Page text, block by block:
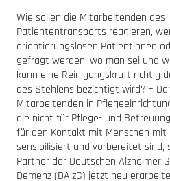
Wie sollen die Mitarbeitenden des
Patiententransports reagieren,
orientierungslosen Patientinnen
gefragt werden, wo man sei und
kann eine Reinigungskraft richtig
des Stehlens bezichtigt wird? –
Mitarbeitenden in
die nicht für Pflege- und
für den Kontakt mit Menschen mit
sensibilisiert und vorbereitet
Partner der Deutschen Alzheimer
Demenz (DAlzG) jetzt neu